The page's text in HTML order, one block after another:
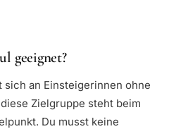
geeignet?
an Einsteigerinnen ohne
Zielgruppe steht beim
Du musst keine